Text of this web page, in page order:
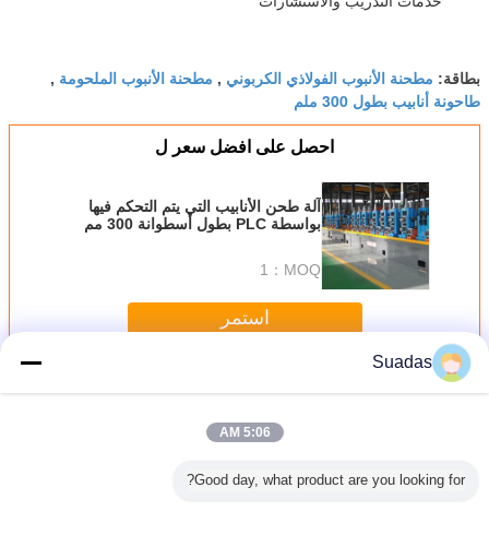
بطاقة: مطحنة الأنبوب الفولاذي الكربوني , مطحنة الأنبوب الملحومة ,
طاحونة أنابيب بطول 300 ملم
احصل على افضل سعر ل
آلة طحن الأنابيب التي يتم التحكم فيها
بواسطة PLC بطول أسطوانة 300 مم
MOQ：
1
استمر
أكثرأنبوب مطحنة آلة
Suadas
5:06 AM
Good day, what product are you looking for?